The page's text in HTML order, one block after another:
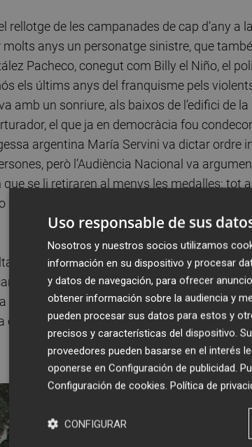
rellotge de les campanades de cap d’any a
molts anys un personatge sinistre, que
Pacheco, conegut com Billy el Niño, el
els últims anys del franquisme pels
amb un sonriure, als baixos de l’edifici de
el que ja en democràcia fou
argentina María Servini va dictar ordre
però l’Audiència Nacional va
se li retiraren al menys les medalles: tot
de 73 anys, ha mort abans de que es fera
Luis Eduardo Aute. Un dels que va posar
als últims afusellats del franquisme, els
pressió de la comunitat internacional, fins i
d’amor inicialment, però va passar a
Uso responsable de sus
Nosotros y nuestros socios utilizamos
información en su dispositivo y procesar
y datos de navegación, para ofrecer
obtener información sobre la audiencia y
pueden procesar sus datos para estos y
precisos y características del dispositivo.
proveedores pueden basarse en el interés
oponerse en Configuración de publicidad.
Configuración de cookies. Política de
CONFIGURAR